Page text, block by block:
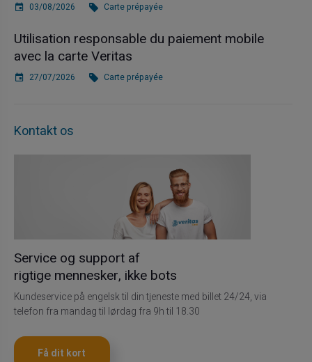
03/08/2026 Carte prépayée
Utilisation responsable du paiement mobile
avec la carte Veritas
27/07/2026 Carte prépayée
Kontakt os
Service og support af
rigtige mennesker, ikke bots
Kundeservice på engelsk til din tjeneste med billet 24/24, via
telefon fra mandag til lørdag fra 9h til 18.30
Få dit kort